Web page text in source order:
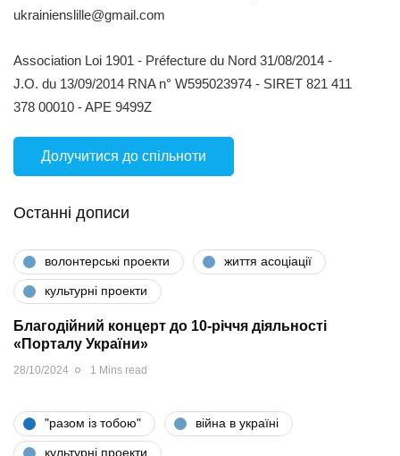
ukrainienslille@gmail.com
Association Loi 1901 - Préfecture du Nord 31/08/2014 -
J.O. du 13/09/2014 RNA n° W595023974 - SIRET 821 411
378 00010 - APE 9499Z
Долучитися до спільноти
Останні дописи
волонтерські проекти життя асоціації
культурні проекти
Благодійний концерт до 10-річчя діяльності
«Порталу України»
28/10/2024 1 Mins read
"разом iз тобою" війна в україні
культурні проекти